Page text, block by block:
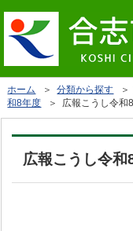
ホーム ＞分類から探す
和8年度 ＞ 広報こうし令和
広報こうし令和